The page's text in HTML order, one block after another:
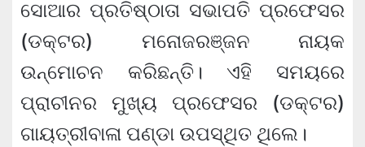
ସୋଆର ପ୍ରତିଷ୍ଠାତା ସଭାପତି ପ୍ରଫେସର
(ଡକ୍ଟର) ମନୋଜରଞ୍ଜନ ନାୟକ
ଉନ୍ମୋଚନ କରିଛନ୍ତି। ଏହି ସମୟରେ
ପ୍ରାଚୀନର ମୁଖ୍ୟ ପ୍ରଫେସର (ଡକ୍ଟର)
ଗାୟତ୍ରୀବାଳା ପଣ୍ଡା ଉପସ୍ଥିତ ଥିଲେ।